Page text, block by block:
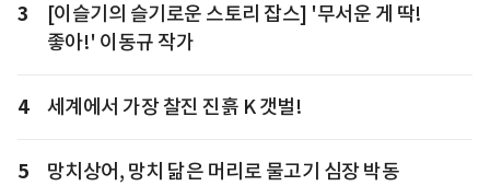
3
[이슬기의 슬기로운 스토리 잡스] '무서운 게 딱!
좋아!' 이동규 작가
4 세계에서 가장 찰진 진흙 K 갯벌!
5
망치상어, 망치 닮은 머리로 물고기 심장 박동